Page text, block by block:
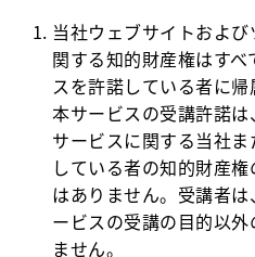
当社ウェブサイトおよ
関する知的財産権はす
スを許諾している者に
本サービスの受講許諾
サービスに関する当社
している者の知的財産
はありません。受講者
ービスの受講の目的以
ません。